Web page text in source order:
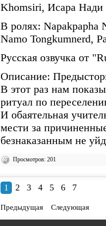
Khomsiri, Исара Нади
В ролях: Napakpapha
Namo Tongkumnerd,
Русская озвучка от
Описание:
В этот раз нам
ритуал по
И обаятельная
мести за
безнаказанным не
Просмотров: 201
1 2 3 4 5 6 7
Предыдущая Следующая